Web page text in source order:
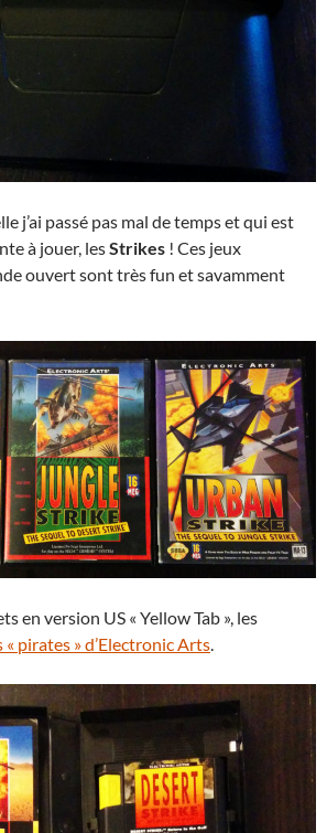
j’ai passé pas mal de temps et qui est
à jouer, lesStrikes ! Ces jeux
ouvert sont très fun et savamment
en version US « Yellow Tab », les
pirates » d’Electronic Arts.